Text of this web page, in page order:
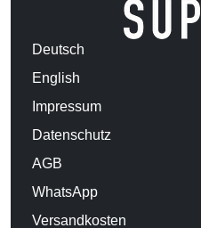
Deutsch
English
Impressum
Datenschutz
AGB
WhatsApp
Versandkosten